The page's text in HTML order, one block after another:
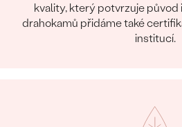
kvality, který potvrzuje původ
drahokamů přidáme také
institucí.